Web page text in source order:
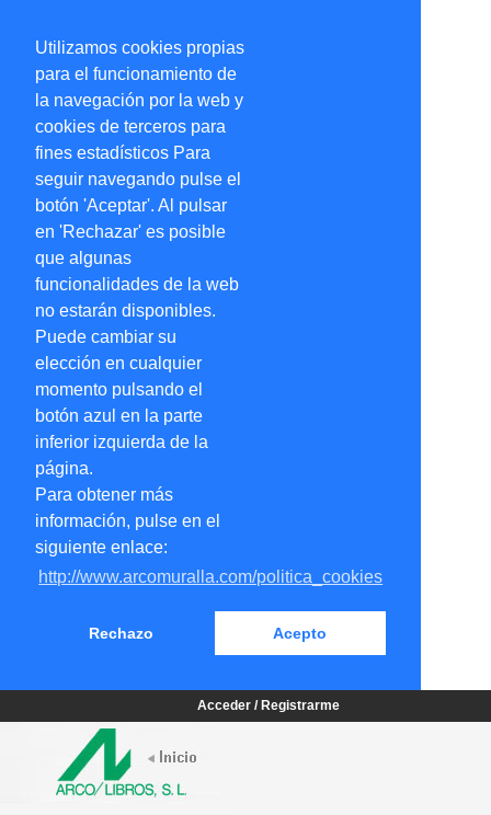
Utilizamos cookies propias
para el funcionamiento de
la navegación por la web y
cookies de terceros para
fines estadísticos Para
seguir navegando pulse el
botón 'Aceptar'. Al pulsar
en 'Rechazar' es posible
que algunas
funcionalidades de la web
no estarán disponibles.
Puede cambiar su
elección en cualquier
momento pulsando el
botón azul en la parte
inferior izquierda de la
página.
Para obtener más
información, pulse en el
siguiente enlace:
http://www.arcomuralla.com/politica_cookies
Rechazo Acepto
Acceder / Registrarme